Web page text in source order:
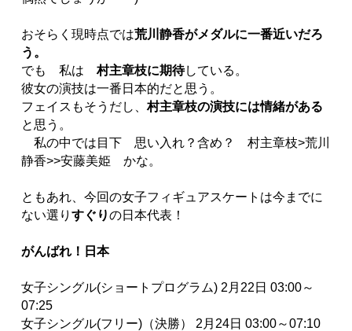
おそらく現時点では荒川静香がメダルに一番近いだろ
う。
でも 私は村主章枝に期待している。
彼女の演技は一番日本的だと思う。
フェイスもそうだし、村主章枝の演技には情緒がある
と思う。
私の中では目下 思い入れ？含め？ 村主章枝>荒川
静香>>安藤美姫 かな。
ともあれ、今回の女子フィギュアスケートは今までに
ない選りすぐりの日本代表！
がんばれ！日本
女子シングル(ショートプログラム) 2月22日 03:00～
07:25
女子シングル(フリー)（決勝） 2月24日 03:00～07:10